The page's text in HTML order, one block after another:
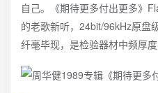
自己。《期待更多付出更多》
的老歌新听，24bit/96kHz原盘
纤毫毕现，是检验器材中频厚